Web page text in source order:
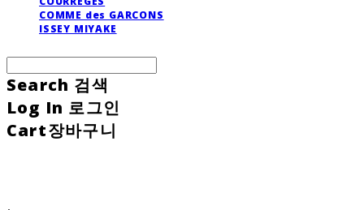
COMME des GARCONS
ISSEY MIYAKE
Search 검색
Log In 로그인
Cart장바구니